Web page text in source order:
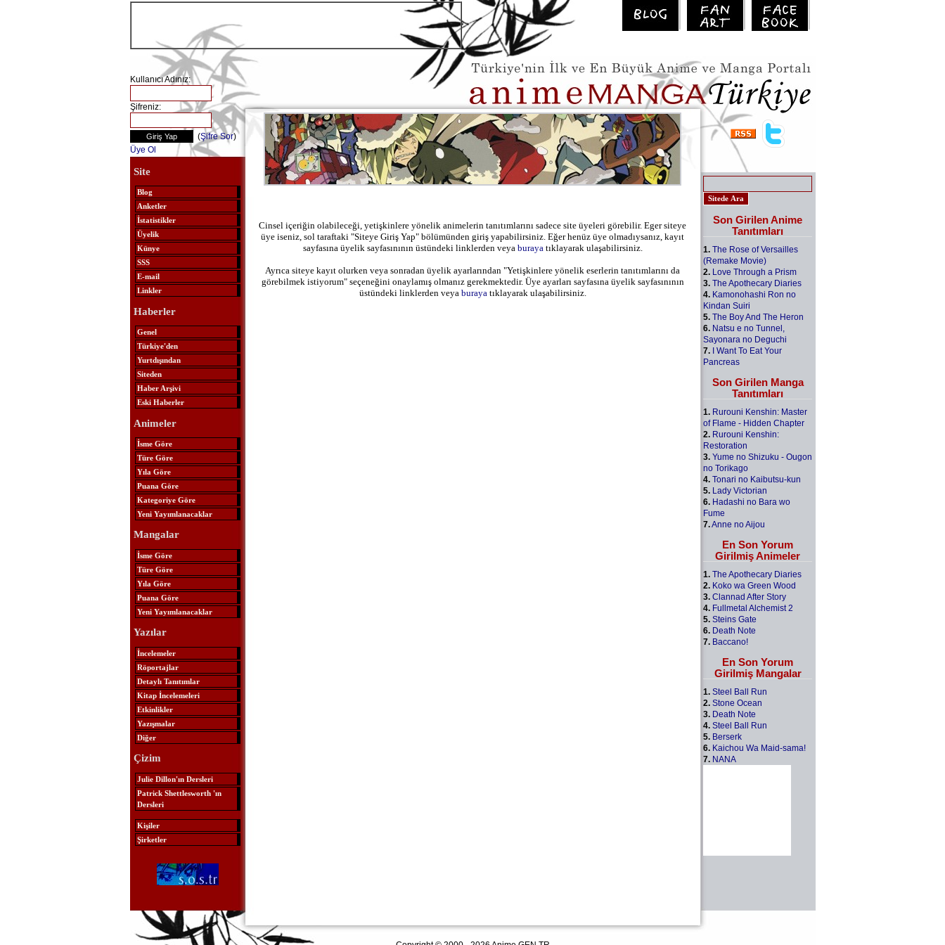
Kullanıcı Adınız:
Şifreniz:
(Şifre Sor)
Üye Ol
Site
Blog
Anketler
İstatistikler
Üyelik
Künye
SSS
E-mail
Linkler
Haberler
Genel
Türkiye'den
Yurtdışından
Siteden
Haber Arşivi
Eski Haberler
Animeler
İsme Göre
Türe Göre
Yıla Göre
Puana Göre
Kategoriye Göre
Yeni Yayımlanacaklar
Mangalar
İsme Göre
Türe Göre
Yıla Göre
Puana Göre
Yeni Yayımlanacaklar
Yazılar
İncelemeler
Röportajlar
Detaylı Tanıtımlar
Kitap İncelemeleri
Etkinlikler
Yazışmalar
Diğer
Çizim
Julie Dillon'ın Dersleri
Patrick Shettlesworth 'ın
Dersleri
Kişiler
Şirketler
Cinsel içeriğin olabileceği, yetişkinlere yönelik animelerin tanıtımlarını sadece site üyeleri görebilir. Eger siteye
üye iseniz, sol taraftaki "Siteye Giriş Yap" bölümünden giriş yapabilirsiniz. Eğer henüz üye olmadıysanız, kayıt
sayfasına üyelik sayfasınının üstündeki linklerden veya burayatıklayarak ulaşabilirsiniz.
Ayrıca siteye kayıt olurken veya sonradan üyelik ayarlarından "Yetişkinlere yönelik eserlerin tanıtımlarını da
görebilmek istiyorum" seçeneğini onaylamış olmanız gerekmektedir. Üye ayarları sayfasına üyelik sayfasınının
üstündeki linklerden veya burayatıklayarak ulaşabilirsiniz.
Son Girilen Anime
Tanıtımları
1. The Rose of Versailles
(Remake Movie)
2. Love Through a Prism
3. The Apothecary Diaries
4. Kamonohashi Ron no
Kindan Suiri
5. The Boy And The Heron
6. Natsu e no Tunnel,
Sayonara no Deguchi
7. I Want To Eat Your
Pancreas
Son Girilen Manga
Tanıtımları
1. Rurouni Kenshin: Master
of Flame - Hidden Chapter
2. Rurouni Kenshin:
Restoration
3. Yume no Shizuku - Ougon
no Torikago
4. Tonari no Kaibutsu-kun
5. Lady Victorian
6. Hadashi no Bara wo
Fume
7.Anne no Aijou
En Son Yorum
Girilmiş Animeler
1. The Apothecary Diaries
2. Koko wa Green Wood
3. Clannad After Story
4. Fullmetal Alchemist 2
5. Steins Gate
6. Death Note
7. Baccano!
En Son Yorum
Girilmiş Mangalar
1. Steel Ball Run
2. Stone Ocean
3. Death Note
4. Steel Ball Run
5. Berserk
6. Kaichou Wa Maid-sama!
7. NANA